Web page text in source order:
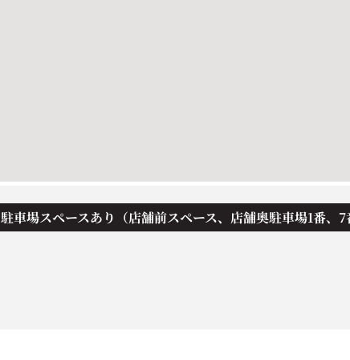
駐車場スペースあり（店舗前スペース、店舗奥駐車場1番、7